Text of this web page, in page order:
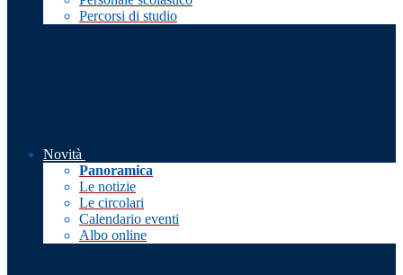
Percorsi di studio
Novità
Panoramica
Le notizie
Le circolari
Calendario eventi
Albo online